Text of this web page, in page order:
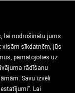
lai nodrošinātu jums
visām sīkdatnēm, jūs
pamatojoties uz
rādīšanu
Savu izvēli
Lai